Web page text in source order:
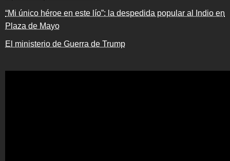
“Mi único héroe en este lío”: la despedida popular al Indio en
Plaza de Mayo
El ministerio de Guerra de Trump